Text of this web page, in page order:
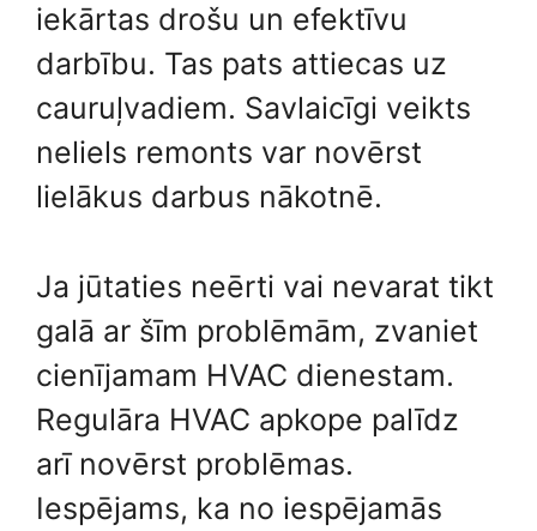
iekārtas drošu un efektīvu
darbību. Tas pats attiecas uz
cauruļvadiem. Savlaicīgi veikts
neliels remonts var novērst
lielākus darbus nākotnē.
Ja jūtaties neērti vai nevarat tikt
galā ar šīm problēmām, zvaniet
cienījamam HVAC dienestam.
Regulāra HVAC apkope palīdz
arī novērst problēmas.
Iespējams, ka no iespējamās